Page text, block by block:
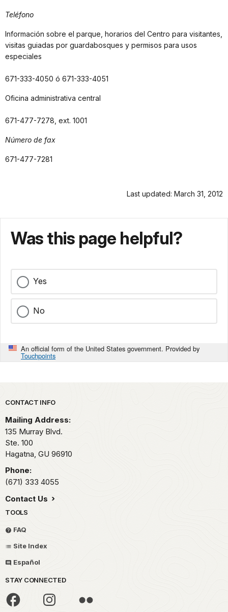
Teléfono
Información sobre el parque, horarios del Centro para visitantes,
visitas guiadas por guardabosques y permisos para usos
especiales
671-333-4050 ó 671-333-4051
Oficina administrativa central
671-477-7278, ext. 1001
Número de fax
671-477-7281
Last updated: March 31, 2012
Was this page helpful?
Yes
No
An official form of the United States government. Provided by
Touchpoints
Park footer
CONTACT INFO
Mailing Address:
135 Murray Blvd.
Ste. 100
Hagatna, GU 96910
Phone:
(671) 333 4055
Contact Us
TOOLS
FAQ
Site Index
Español
STAY CONNECTED